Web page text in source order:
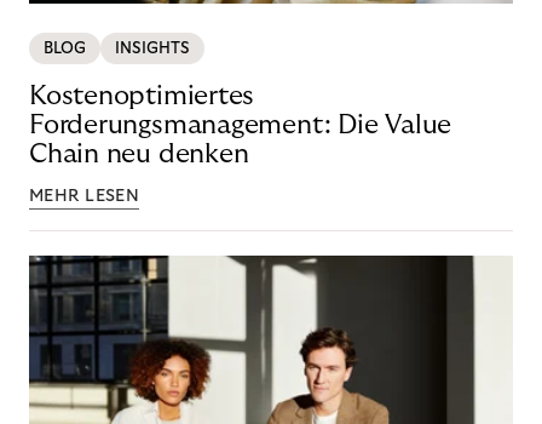
BLOG INSIGHTS
Kostenoptimiertes
Forderungsmanagement: Die Value
Chain neu denken
MEHR LESEN